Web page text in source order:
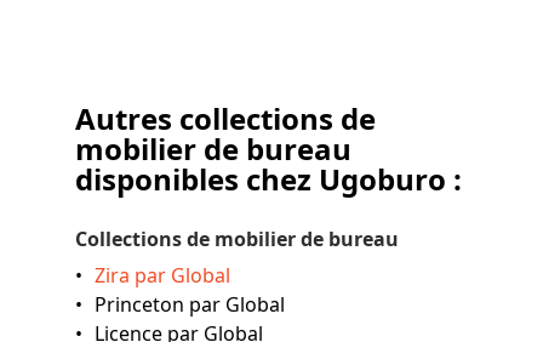
Autres collections de
mobilier de bureau
disponibles chez Ugoburo :
Collections de mobilier de bureau
Zira par Global
Princeton par Global
Licence par Global